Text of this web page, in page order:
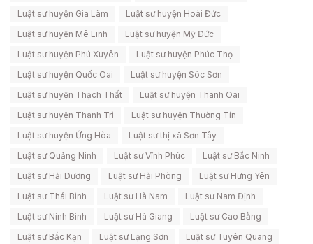
Luật sư huyện Gia Lâm
Luật sư huyện Hoài Đức
Luật sư huyện Mê Linh
Luật sư huyện Mỹ Đức
Luật sư huyện Phú Xuyên
Luật sư huyện Phúc Thọ
Luật sư huyện Quốc Oai
Luật sư huyện Sóc Sơn
Luật sư huyện Thạch Thất
Luật sư huyện Thanh Oai
Luật sư huyện Thanh Trì
Luật sư huyện Thường Tín
Luật sư huyện Ứng Hòa
Luật sư thị xã Sơn Tây
Luật sư Quảng Ninh
Luật sư Vĩnh Phúc
Luật sư Bắc Ninh
Luật sư Hải Dương
Luật sư Hải Phòng
Luật sư Hưng Yên
Luật sư Thái Bình
Luật sư Hà Nam
Luật sư Nam Định
Luật sư Ninh Bình
Luật sư Hà Giang
Luật sư Cao Bằng
Luật sư Bắc Kạn
Luật sư Lạng Sơn
Luật sư Tuyên Quang